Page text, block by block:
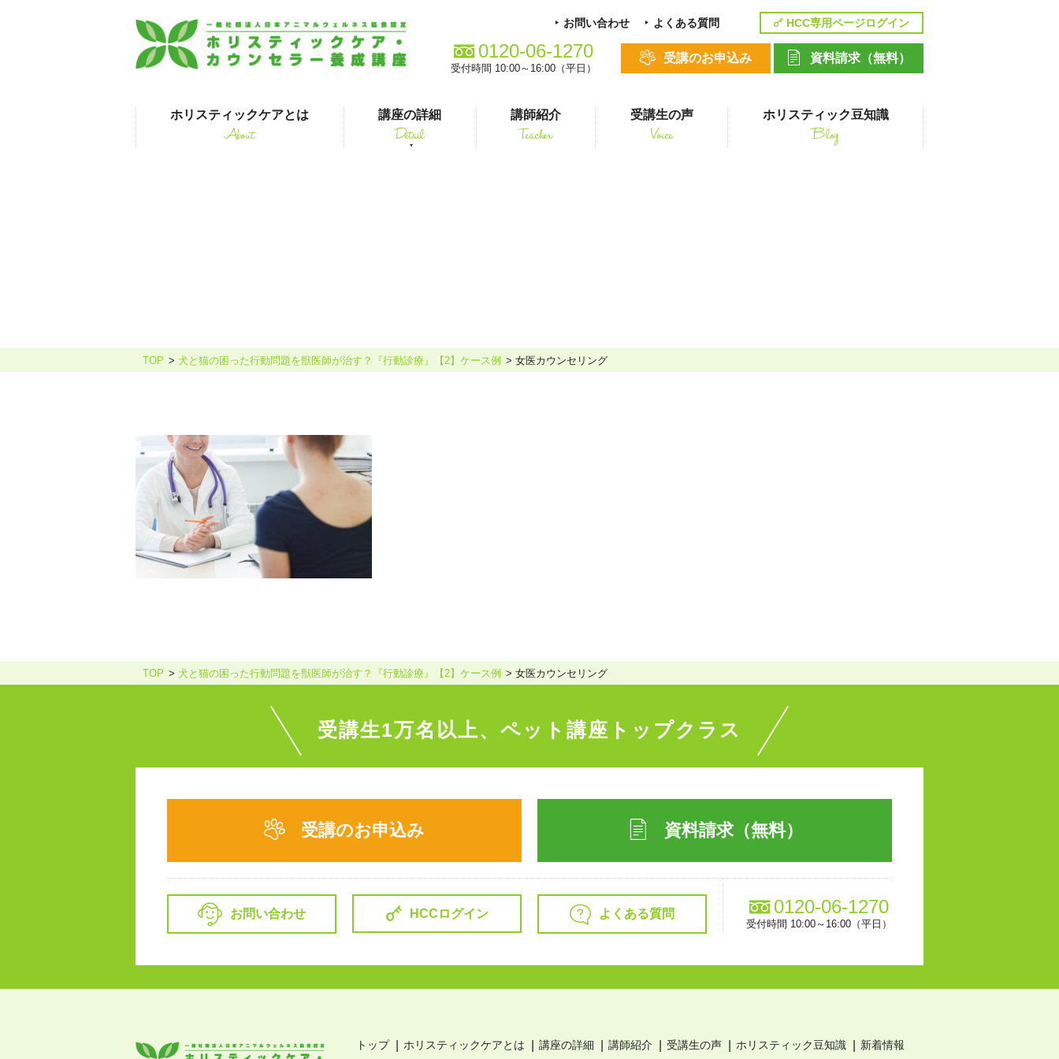
ホリスティックケアとは
About
講座の詳細
Detail
ホリスティックケア・カウンセラー養成講座
ホリスティックケア･カウンセラー受講生向け。
講師紹介
Teacher
受講生の声
Voice
ホリスティック豆知識
Blog
受講のお申込み 資料請求（無料）
お問い合わせ HCC専用ページログイン
よくある質問
0120-06-1270
受付時間 10:00～16:00（平日）
TOP 犬と猫の困った行動問題を獣医師が治す？『行動診療』【2】ケース例 女医カウンセリング
TOP 犬と猫の困った行動問題を獣医師が治す？『行動診療』【2】ケース例 女医カウンセリング
受講生1万名以上、 ペット講座トップクラス
受講のお申込み 資料請求（無料）
お問い合わせ HCCログイン よくある質問 0120-06-1270
受付時間 10:00～16:00（平日）
トップ ホリスティックケアとは 講座の詳細 講師紹介 受講生の声 ホリスティック豆知識 新着情報